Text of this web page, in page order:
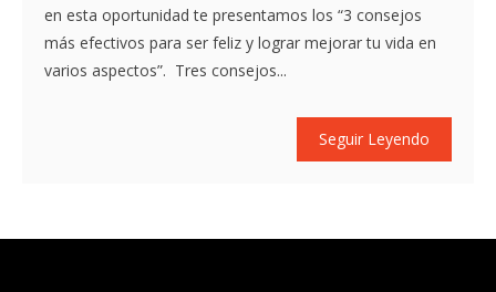
en esta oportunidad te presentamos los “3 consejos
más efectivos para ser feliz y lograr mejorar tu vida en
varios aspectos”. Tres consejos...
Seguir Leyendo